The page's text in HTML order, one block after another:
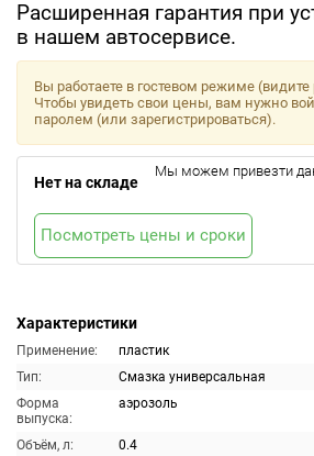
Расширенная гарантия при
в нашем автосервисе.
Характеристики
Применение:
пластик
Тип:
Смазка универсальная
Форма
выпуска:
аэрозоль
Объём, л:
0.4
Вы работаете в гостевом режиме
Чтобы увидеть свои цены, вам нужно
паролем (или зарегистрироваться).
Нет на складе
Мы можем привезти
Посмотреть цены и сроки